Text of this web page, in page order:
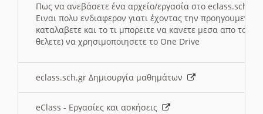
Πως να ανεβάσετε ένα αρχείο/εργασία στο eclass.sch.gr
Ειναι πολυ ενδιαφερον γιατι έχοντας την
καταλαβετε και το τι μπορειτε να κανετε μεσα απο το
θελετε) να χρησιμοποιησετε το One Drive
eclass.sch.gr Δημιουργία μαθημάτων
eClass - Εργασίες και ασκήσεις